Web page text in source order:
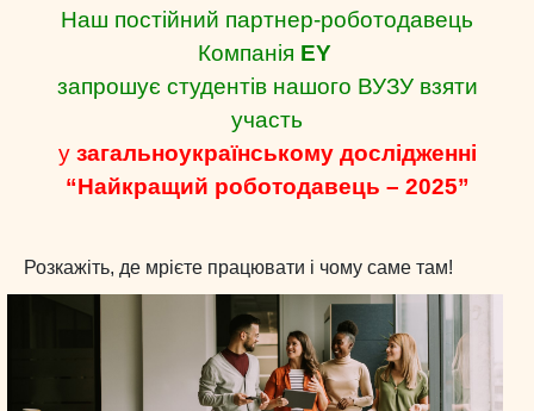
Наш постійний партнер-роботодавець
Компанія EY
запрошує студентів нашого ВУЗУ взяти
участь
у загальноукраїнському дослідженні
“Найкращий роботодавець – 2025”
Розкажіть, де мрієте працювати і чому саме там!